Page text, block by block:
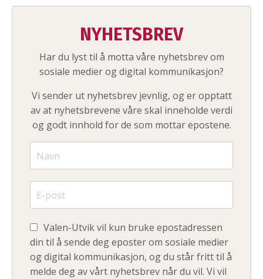
NYHETSBREV
Har du lyst til å motta våre nyhetsbrev om
sosiale medier og digital kommunikasjon?
Vi sender ut nyhetsbrev jevnlig, og er opptatt
av at nyhetsbrevene våre skal inneholde verdi
og godt innhold for de som mottar epostene.
Valen-Utvik vil kun bruke epostadressen
din til å sende deg eposter om sosiale medier
og digital kommunikasjon, og du står fritt til å
melde deg av vårt nyhetsbrev når du vil. Vi vil